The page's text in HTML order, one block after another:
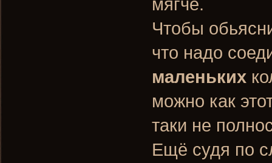
Чтобы
что надо
маленьких
можно как
таки не
Ещё судя по